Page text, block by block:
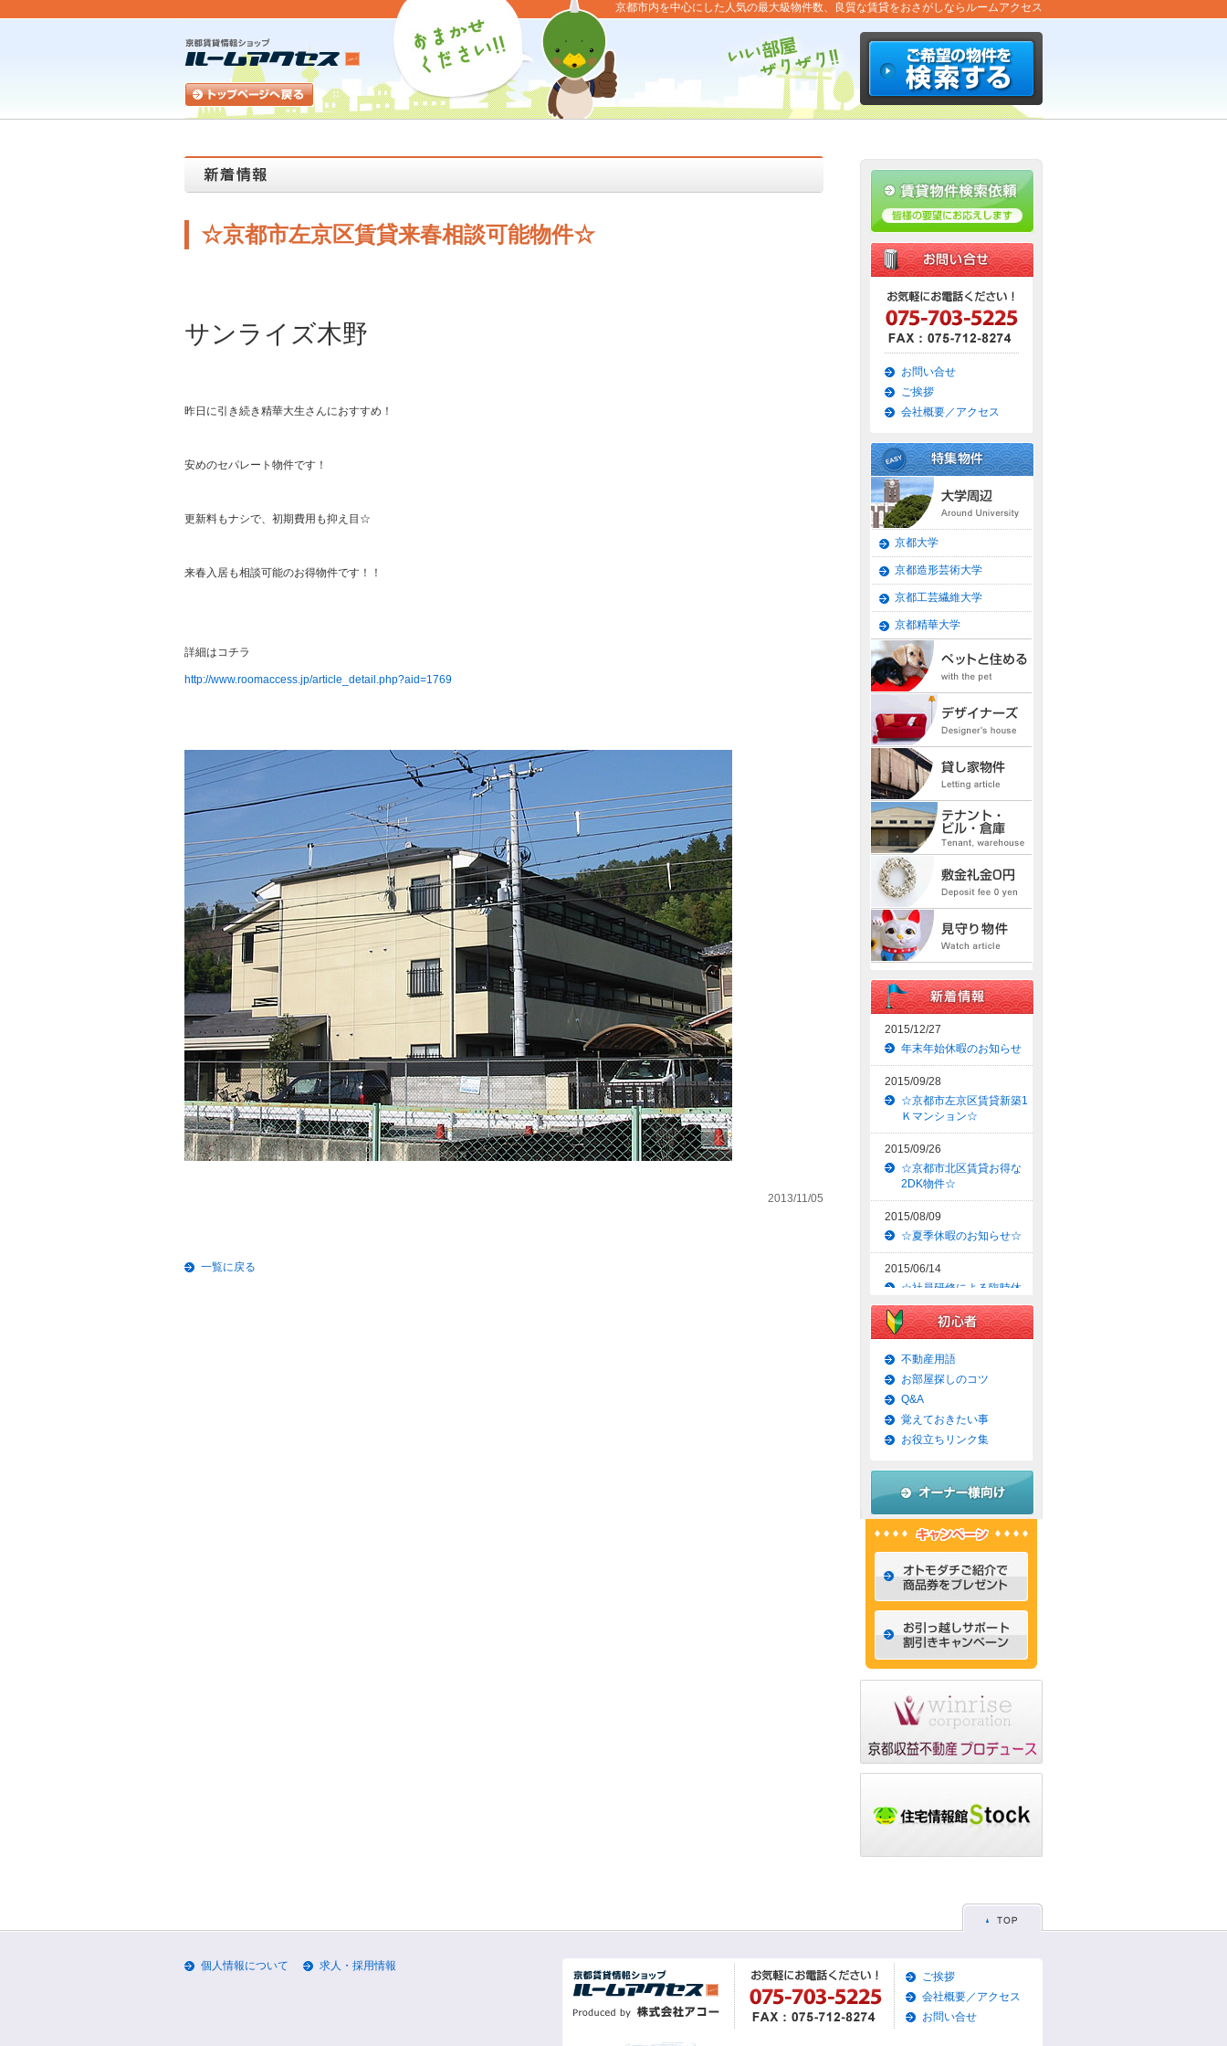
京都市内を中心にした人気の最大級物件数、良質な賃貸をおさがしならルームアクセス
☆京都市左京区賃貸来春相談可能物件☆
サンライズ木野
昨日に引き続き精華大生さんにおすすめ！
安めのセパレート物件です！
更新料もナシで、初期費用も抑え目☆
来春入居も相談可能のお得物件です！！
詳細はコチラ
http://www.roomaccess.jp/article_detail.php?aid=1769
2013/11/05
一覧に戻る
お問い合せ
ご挨拶
会社概要／アクセス
京都大学
京都造形芸術大学
京都工芸繊維大学
京都精華大学
2015/12/27
年末年始休暇のお知らせ
2015/09/28
☆京都市左京区賃貸新築1
Ｋマンション☆
2015/09/26
☆京都市北区賃貸お得な
2DK物件☆
2015/08/09
☆夏季休暇のお知らせ☆
2015/06/14
☆社員研修による臨時休
業のお知らせ☆
2015/06/09
☆京都市上京区賃貸お得
な1ＬＤＫマンション☆
2015/06/07
☆京都市左京区賃貸お得
な1Ｋマンション☆
2015/06/02
☆京都市左京区賃貸お得
2015/05/31
な1ＬＤＫマンション☆
☆京都市左京区賃貸おし
ゃれなデザイナーズマン
ション☆
☆京都市左京区賃貸お得
な1ＬＤＫ物件☆
2015/05/28
☆京都市東山区賃貸お得
2015/05/26
な1Ｋマンション☆
物件☆
2015/05/19
☆京都市左京区賃貸築浅1
Ｋマンション☆
2015/05/17
不動産用語
お部屋探しのコツ
Q&A
覚えておきたい事
お役立ちリンク集
個人情報について
求人・採用情報
ご挨拶
会社概要／アクセス
お問い合せ